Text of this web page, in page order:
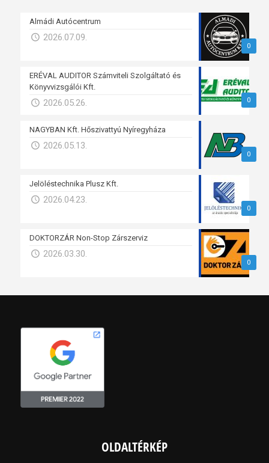
0
Almádi Autócentrum
2026.07.09.
0
ERÉVAL AUDITOR Számviteli Szolgáltató és
Könyvvizsgálói Kft.
2026.05.26.
0
NAGYBAN Kft. Hőszivattyú Nyíregyháza
2026.05.13.
0
Jelöléstechnika Plusz Kft.
2026.04.23.
0
DOKTORZÁR Non-Stop Zárszerviz
2026.03.30.
OLDALTÉRKÉP